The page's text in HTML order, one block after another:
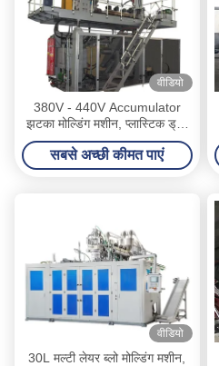
वीडियो
380V - 440V Accumulator
झटका मोल्डिंग मशीन, प्लास्टिक ड्रम
उड़ा मोल्डिंग मशीन
सबसे अच्छी कीमत पाएं
वीडियो
30L मल्टी लेयर ब्लो मोल्डिंग मशीन,